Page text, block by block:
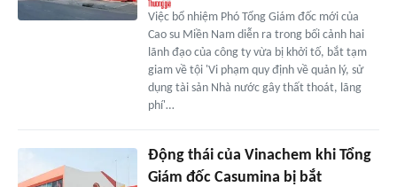
Việc bổ nhiệm Phó Tổng Giám đốc mới của
Cao su Miền Nam diễn ra trong bối cảnh hai
lãnh đạo của công ty vừa bị khởi tố, bắt tạm
giam về tội 'Vi phạm quy định về quản lý, sử
dụng tài sản Nhà nước gây thất thoát, lãng
phí'…
Động thái của Vinachem khi Tổng
Giám đốc Casumina bị bắt